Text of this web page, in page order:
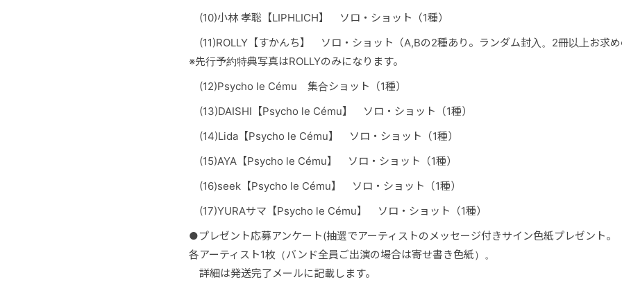
(10)小林 孝聡 【LIPHLICH】 ソロ・ショット（1種）
(11)ROLLY【すかんち】 ソロ・ショット（A,Bの2種あり。ランダム封入。2冊以上お求め
※先行予約特典写真はROLLYのみになります。
(12)Psycho le Cému 集合ショット（1種）
(13)DAISHI 【Psycho le Cému】 ソロ・ショット（1種）
(14)Lida【Psycho le Cému】 ソロ・ショット（1種）
(15)AYA 【Psycho le Cému】 ソロ・ショット（1種）
(16)seek 【Psycho le Cému】 ソロ・ショット（1種）
(17)YURAサマ 【Psycho le Cému】 ソロ・ショット（1種）
●プレゼント応募アンケート(抽選でアーティストのメッセージ付きサイン色紙プレゼント。
各アーティスト1枚（バンド全員ご出演の場合は寄せ書き色紙）。
詳細は発送完了メールに記載します。